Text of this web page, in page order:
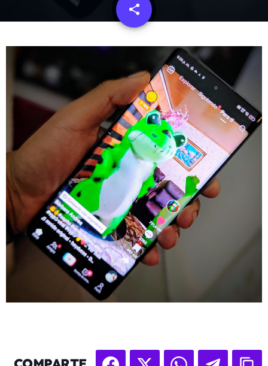
share
email